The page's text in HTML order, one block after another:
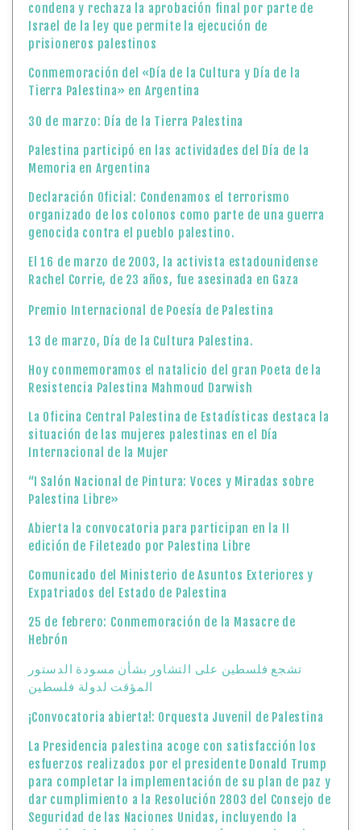
condena y rechaza la aprobación final por parte de
Israel de la ley que permite la ejecución de
prisioneros palestinos
Conmemoración del «Día de la Cultura y Día de la
Tierra Palestina» en Argentina
30 de marzo: Día de la Tierra Palestina
Palestina participó en las actividades del Día de la
Memoria en Argentina
Declaración Oficial: Condenamos el terrorismo
organizado de los colonos como parte de una guerra
genocida contra el pueblo palestino.
El 16 de marzo de 2003, la activista estadounidense
Rachel Corrie, de 23 años, fue asesinada en Gaza
Premio Internacional de Poesía de Palestina
13 de marzo, Día de la Cultura Palestina.
Hoy conmemoramos el natalicio del gran Poeta de la
Resistencia Palestina Mahmoud Darwish
La Oficina Central Palestina de Estadísticas destaca la
situación de las mujeres palestinas en el Día
Internacional de la Mujer
“I Salón Nacional de Pintura: Voces y Miradas sobre
Palestina Libre»
Abierta la convocatoria para participan en la II
edición de Fileteado por Palestina Libre
Comunicado del Ministerio de Asuntos Exteriores y
Expatriados del Estado de Palestina
25 de febrero: Conmemoración de la Masacre de
Hebrón
تشجع فلسطين على التشاور بشأن مسودة الدستور
المؤقت لدولة فلسطين
¡Convocatoria abierta!: Orquesta Juvenil de Palestina
La Presidencia palestina acoge con satisfacción los
esfuerzos realizados por el presidente Donald Trump
para completar la implementación de su plan de paz y
dar cumplimiento a la Resolución 2803 del Consejo de
Seguridad de las Naciones Unidas, incluyendo la